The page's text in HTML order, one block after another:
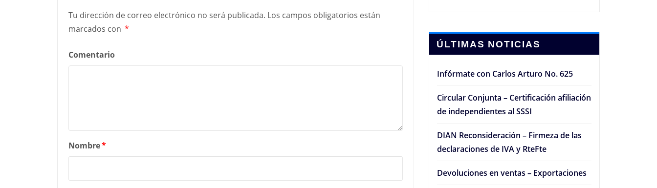
Tu dirección de correo electrónico no será publicada. Los campos obligatorios están
marcados con *
Comentario
Nombre*
ÚLTIMAS NOTICIAS
Infórmate con Carlos Arturo No. 625
Circular Conjunta – Certificación afiliación
de independientes al SSSI
DIAN Reconsideración – Firmeza de las
declaraciones de IVA y RteFte
Devoluciones en ventas – Exportaciones